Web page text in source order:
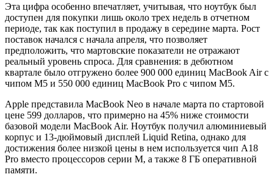
Эта цифра особенно впечатляет, учитывая, что ноутбук был
доступен для покупки лишь около трех недель в отчетном
периоде, так как поступил в продажу в середине марта. Рост
поставок начался с начала апреля, что позволяет
предположить, что мартовские показатели не отражают
реальный уровень спроса. Для сравнения: в дебютном
квартале было отгружено более 900 000 единиц MacBook Air с
чипом M5 и 550 000 единиц MacBook Pro с чипом M5.
Apple представила MacBook Neo в начале марта по стартовой
цене 599 долларов, что примерно на 45% ниже стоимости
базовой модели MacBook Air. Ноутбук получил алюминиевый
корпус и 13-дюймовый дисплей Liquid Retina, однако для
достижения более низкой цены в нем используется чип A18
Pro вместо процессоров серии M, а также 8 ГБ оперативной
памяти.